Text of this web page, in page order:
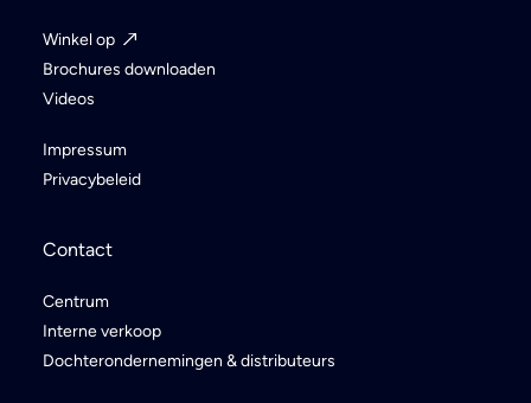
Winkel op
Brochures downloaden
Videos
Impressum
Privacybeleid
Contact
Centrum
Interne verkoop
Dochterondernemingen & distributeurs